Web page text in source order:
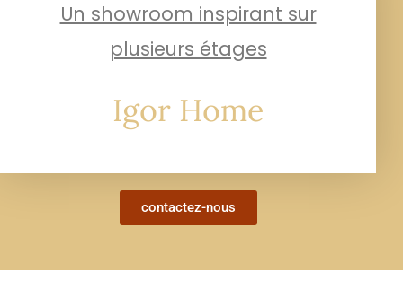
Un showroom inspirant sur
plusieurs étages
Igor Home
contactez-nous